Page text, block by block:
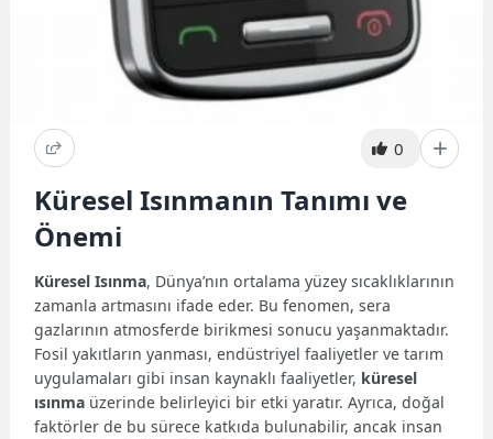
0
Küresel Isınmanın Tanımı ve
Önemi
Küresel Isınma, Dünya’nın ortalama yüzey sıcaklıklarının
zamanla artmasını ifade eder. Bu fenomen, sera
gazlarının atmosferde birikmesi sonucu yaşanmaktadır.
Fosil yakıtların yanması, endüstriyel faaliyetler ve tarım
uygulamaları gibi insan kaynaklı faaliyetler, küresel
ısınma üzerinde belirleyici bir etki yaratır. Ayrıca, doğal
faktörler de bu sürece katkıda bulunabilir, ancak insan